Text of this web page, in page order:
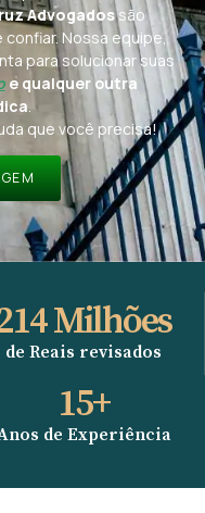
Advogadossão
Nossa equipe,
para solucionar suas
e qualquer outra
que você precisa!
de Reais revisados
Milhões
de Experiência
15+